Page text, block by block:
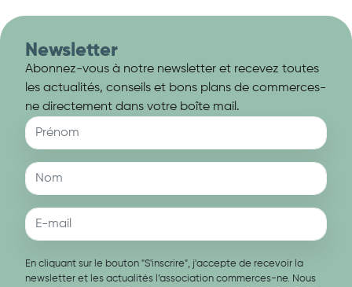
Newsletter
Abonnez-vous à notre newsletter et recevez toutes
les actualités, conseils et bons plans de commerces-
ne directement dans votre boîte mail.
En cliquant sur le bouton "S'inscrire", j'accepte de recevoir la
newsletter et les actualités l’association commerces-ne. Nous